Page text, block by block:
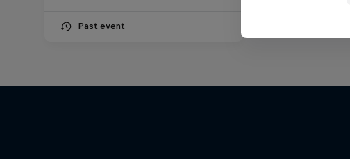
Past event